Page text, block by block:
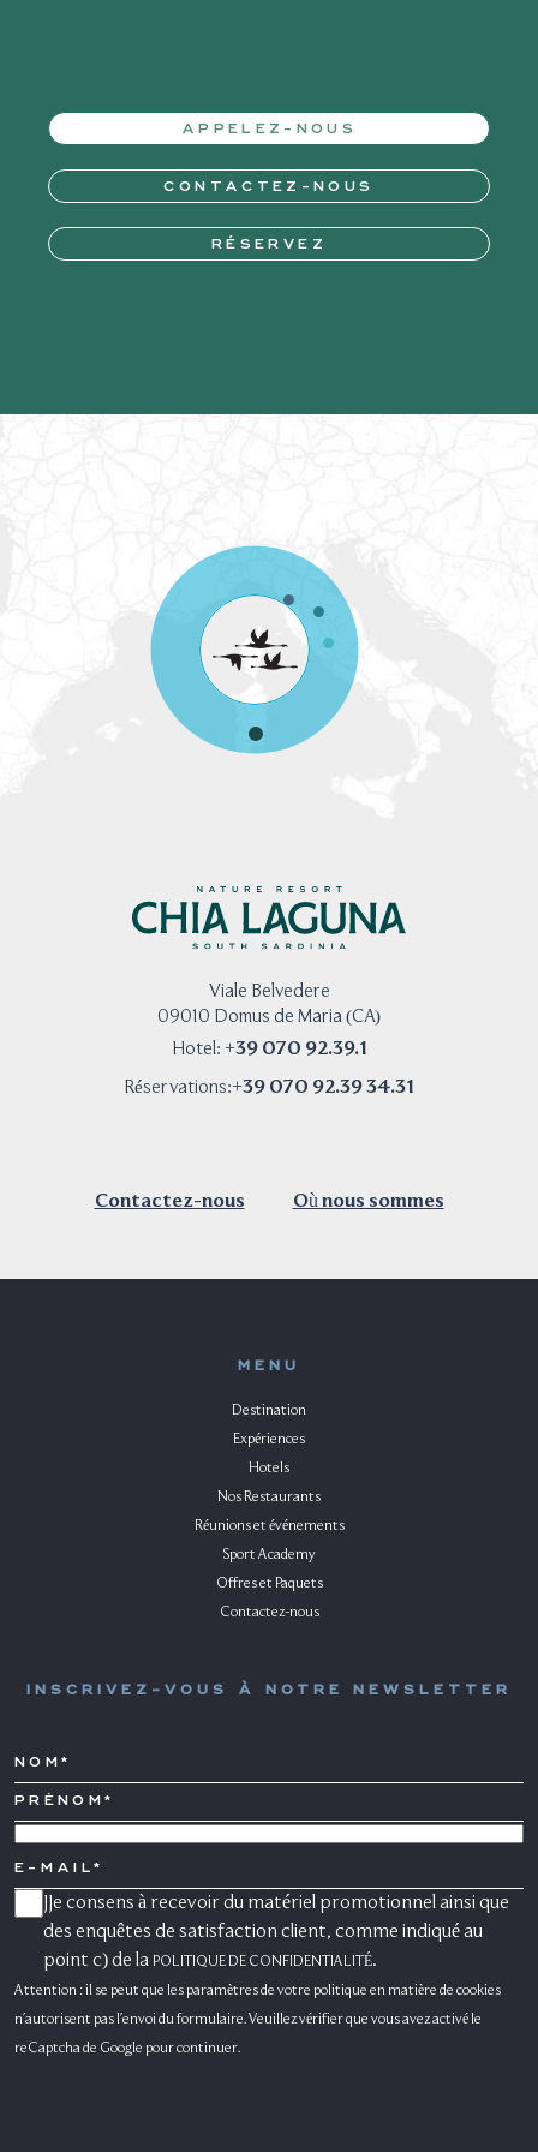
APPELEZ-NOUS
CONTACTEZ-NOUS
RÉSERVEZ
Viale Belvedere
09010 Domus de Maria (CA)
Hotel: +39 070 92.39.1
Réservations:+39 070 92.39 34.31
Contactez-nous Où nous sommes
MENU
Destination
Expériences
Hotels
Nos Restaurants
Réunions et événements
Sport Academy
Offres et Paquets
Contactez-nous
INSCRIVEZ-VOUS À NOTRE NEWSLETTER
NOM*
PRÉNOM*
E-
CONSENSO
MARKETING
JJe consens à recevoir du matériel promotionnel ainsi que
des enquêtes de satisfaction client, comme indiqué au
point c) de la POLITIQUE DE CONFIDENTIALITÉ.
Attention : il se peut que les paramètres de votre politique en matière de cookies
n'autorisent pas l'envoi du formulaire. Veuillez vérifier que vous avez activé le
reCaptcha de Google pour continuer.